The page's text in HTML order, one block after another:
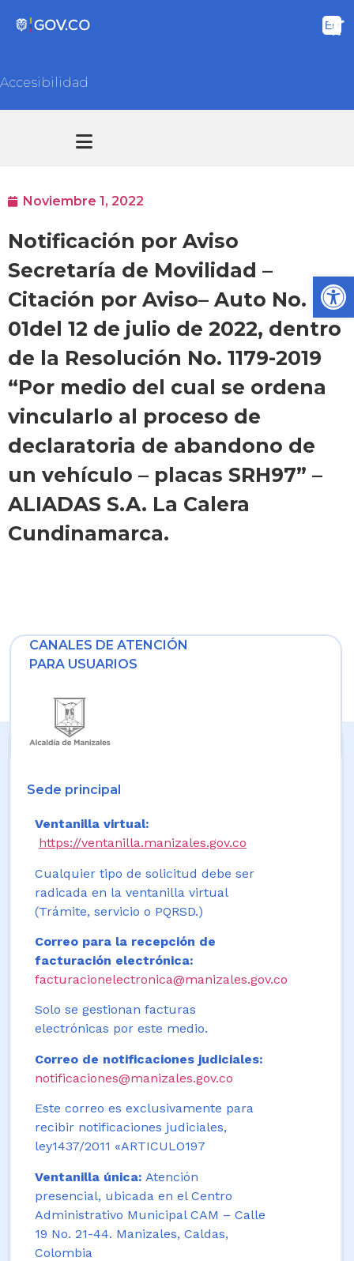
Accesibilidad
Noviembre 1, 2022
Notificación por Aviso
Secretaría de Movilidad –
Citación por Aviso– Auto No.
01del 12 de julio de 2022, dentro
de la Resolución No. 1179-2019
“Por medio del cual se ordena
vincularlo al proceso de
declaratoria de abandono de
un vehículo – placas SRH97” –
ALIADAS S.A. La Calera
Cundinamarca.
CANALES DE ATENCIÓN
PARA USUARIOS
Sede principal
Ventanilla virtual:
https://ventanilla.manizales.gov.co
Cualquier tipo de solicitud debe ser
radicada en la ventanilla virtual
(Trámite, servicio o PQRSD.)
Correo para la recepción de
facturación electrónica:
facturacionelectronica@manizales.gov.co
Solo se gestionan facturas
electrónicas por este medio.
Correo de notificaciones judiciales:
notificaciones@manizales.gov.co
Este correo es exclusivamente para
recibir notificaciones judiciales,
ley1437/2011 «ARTICULO197
Ventanilla única: Atención
presencial, ubicada en el Centro
Administrativo Municipal CAM – Calle
19 No. 21-44. Manizales, Caldas,
Colombia